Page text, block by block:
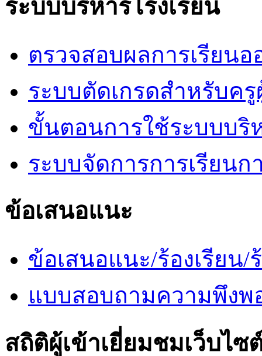
ระบบบริหารโรงเรียน
ตรวจสอบผลการเรียน
ระบบตัดเกรดสำหรับค
ขั้นตอนการใช้ระบบบริ
ระบบจัดการการเรียน
ข้อเสนอแนะ
ข้อเสนอแนะ/ร้องเรียน/
แบบสอบถามความพึงพ
สถิติผู้เข้าเยี่ยมชมเว็บไซ